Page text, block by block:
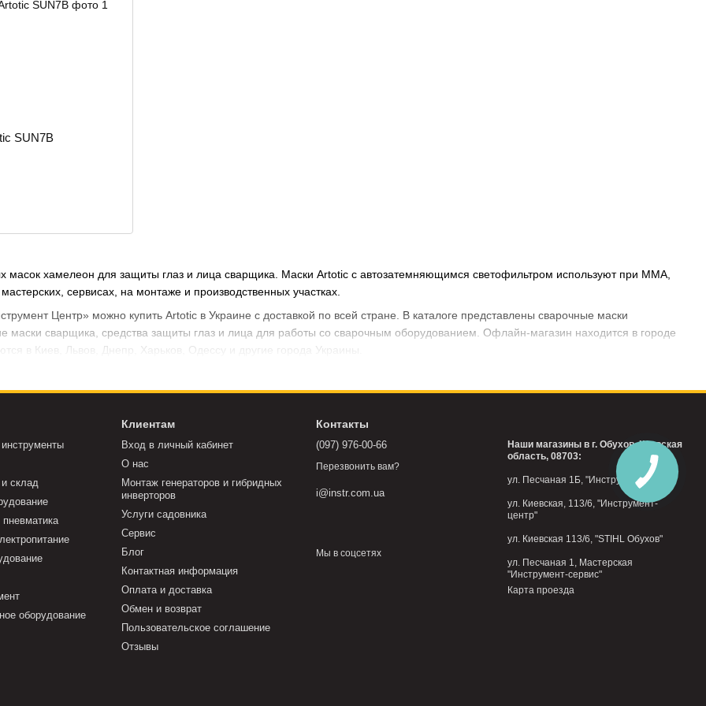
масок хамелеон для защиты глаз и лица сварщика. Маски Artotic с автозатемняющимся светофильтром используют при MMA,
сервисах, на монтаже и производственных участках.
Центр» можно купить Artotic в Украине с доставкой по всей стране. В каталоге представлены сварочные маски
маски сварщика, средства защиты глаз и лица для работы со сварочным оборудованием. Офлайн-магазин находится в городе
в Киев, Львов, Днепр, Харьков, Одессу и другие города Украины.
фильтра и возможность замены защитных стекол. Если маска покупается для регулярной работы, комфорт
магазина помогут с выбором.
SUN7B
склад
оборудование
Клиентам
Вход в личный кабинет
О нас
Монтаж генераторов и гибридных
инверторов
Услуги садовника
Сервис
Блог
Контактная информация
Оплата и доставка
Обмен и возврат
Пользовательское соглашение
Отзывы
Контакты
(097) 976-00-66
Перезвонить вам?
i@instr.com.ua
Наши магазины в г. Обухов, Киевская
область, 08703:
ул. Песчаная 1Б, "Инструмент-центр"
ул. Киевская, 113/6, "Инструмент-
центр"
ул. Киевская 113/6, "STIHL Обухов"
ул. Песчаная 1, Мастерская
"Инструмент-сервис"
Карта проезда
Мы в соцсетях